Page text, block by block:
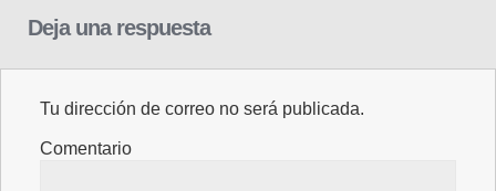
Deja una respuesta
Tu dirección de correo no será publicada.
Comentario